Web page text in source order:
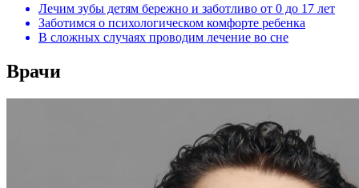
Лечим зубы детям бережно и заботливо от 0 до 17 лет
Заботимся о психологическом комфорте ребенка
В сложных случаях проводим лечение во сне
Врачи